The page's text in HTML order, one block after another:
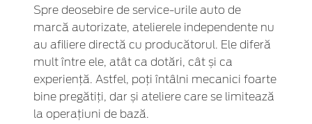
Spre deosebire de service-urile auto de
marcă autorizate, atelierele independente nu
au afiliere directă cu producătorul. Ele diferă
mult între ele, atât ca dotări, cât și ca
experiență. Astfel, poți întâlni mecanici foarte
bine pregătiți, dar și ateliere care se limitează
la operațiuni de bază.